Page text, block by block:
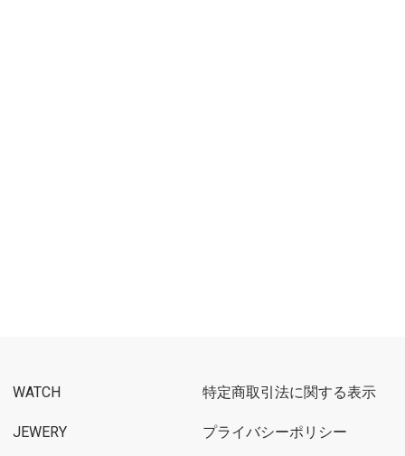
WATCH
JEWERY
特定商取引法に関する表示
プライバシーポリシー